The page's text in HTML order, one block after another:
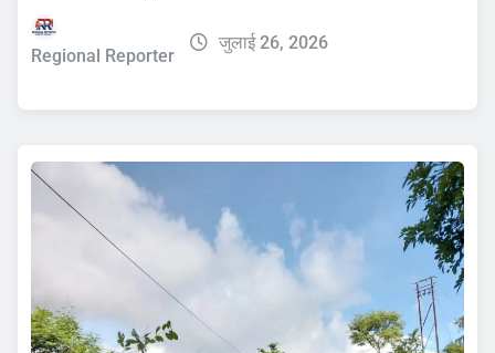
Regional Reporter
जुलाई 26, 2026